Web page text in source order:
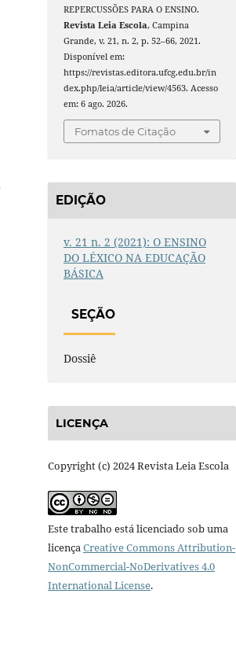
REPERCUSSÕES PARA O ENSINO.
Revista Leia Escola, Campina
Grande, v. 21, n. 2, p. 52–66, 2021.
Disponível em:
https://revistas.editora.ufcg.edu.br/in
dex.php/leia/article/view/4563. Acesso
em: 6 ago. 2026.
Fomatos de Citação
EDIÇÃO
v. 21 n. 2 (2021): O ENSINO
DO LÉXICO NA EDUCAÇÃO
BÁSICA
SEÇÃO
Dossiê
LICENÇA
Copyright (c) 2024 Revista Leia Escola
Este trabalho está licenciado sob uma
licençaCreative Commons Attribution-
NonCommercial-NoDerivatives 4.0
International License.